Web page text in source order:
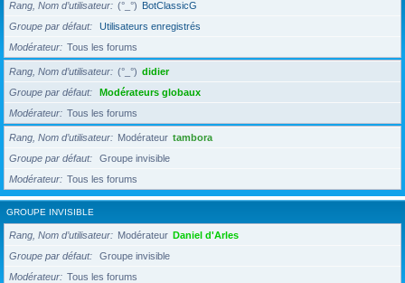
Rang, Nom d’utilisateur (°_°) BotClassicG
Groupe par défaut
Utilisateurs enregistrés
Modérateur
Tous les forums
Rang, Nom d’utilisateur (°_°) didier
Groupe par défaut
Modérateurs globaux
Modérateur
Tous les forums
Rang, Nom d’utilisateur Modérateur tambora
Groupe par défaut
Groupe invisible
Modérateur
Tous les forums
GROUPE INVISIBLE
Rang, Nom d’utilisateur Modérateur Daniel d'Arles
Groupe par défaut
Groupe invisible
Modérateur
Tous les forums